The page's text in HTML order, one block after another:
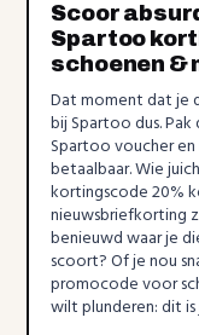
Scoor
Spartoo
schoenen &
Dat moment dat je
bij Spartoo dus.
Spartoo voucher
betaalbaar. Wie
kortingscode 20%
nieuwsbriefkorting
benieuwd waar je
scoort? Of je nou
promocode voor
wilt plunderen: dit